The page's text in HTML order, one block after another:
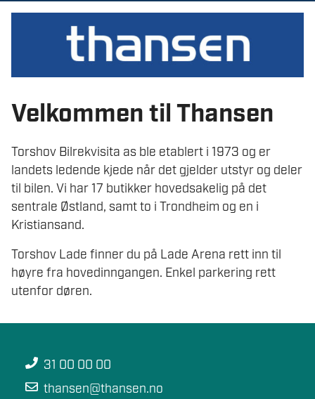
Velkommen til Thansen
Torshov Bilrekvisita as ble etablert i 1973 og er
landets ledende kjede når det gjelder utstyr og deler
til bilen. Vi har 17 butikker hovedsakelig på det
sentrale Østland, samt to i Trondheim og en i
Kristiansand.
Torshov Lade finner du på Lade Arena rett inn til
høyre fra hovedinngangen. Enkel parkering rett
utenfor døren.
31 00 00 00
thansen@thansen.no